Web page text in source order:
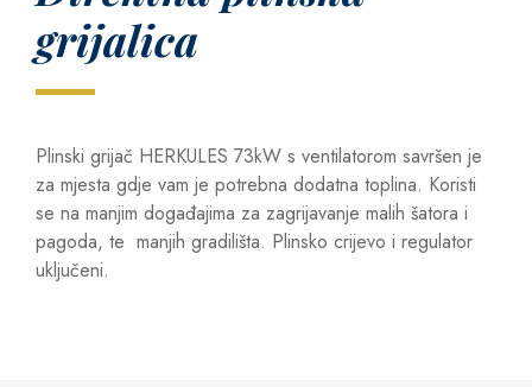
grijalica
Plinski grijač HERKULES 73kW s ventilatorom savršen je
za mjesta gdje vam je potrebna dodatna toplina. Koristi
se na manjim događajima za zagrijavanje malih šatora i
pagoda, te manjih gradilišta. Plinsko crijevo i regulator
uključeni.